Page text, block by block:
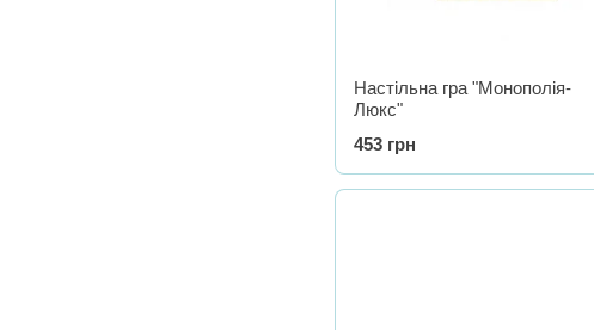
Настільна гра "Монополія-
Люкс"
453 грн